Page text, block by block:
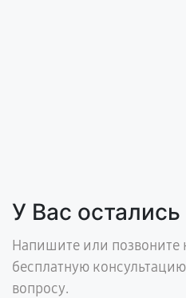
У Вас
Напишите или позвоните
бесплатную
вопросу.